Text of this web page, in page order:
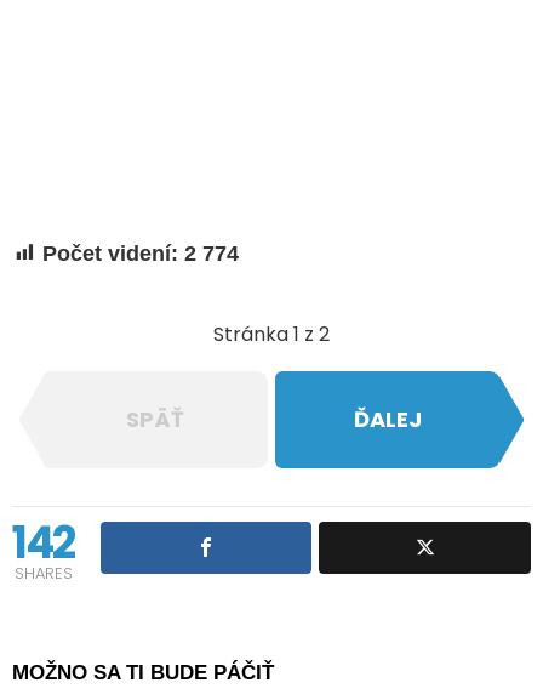
Počet videní: 2 774
Stránka 1 z 2
SPÄŤ ĎALEJ
142
SHARES
MOŽNO SA TI BUDE PÁČIŤ